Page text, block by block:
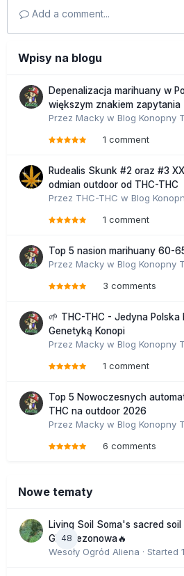
Add a comment...
Wpisy na blogu
Depenalizacja marihuany w
większym znakiem zapytania
Przez Macky w Blog Konopny
1 comment
Rudealis Skunk #2 oraz #3
odmian outdoor od THC-THC
Przez THC-THC w Blog
1 comment
Top 5 nasion marihuany 60-
Przez Macky w Blog Konopny
3 comments
🌱 THC-THC - Jedyna Polska
Genetyką Konopi
Przez Macky w Blog Konopny
1 comment
Top 5 Nowoczesnych
THC na outdoor 2026
Przez Macky w Blog Konopny
6 comments
Nowe tematy
48
Living Soil Soma's sacred soil
GHS sezonowa🔥
Wesoły Ogród Aliena · Started